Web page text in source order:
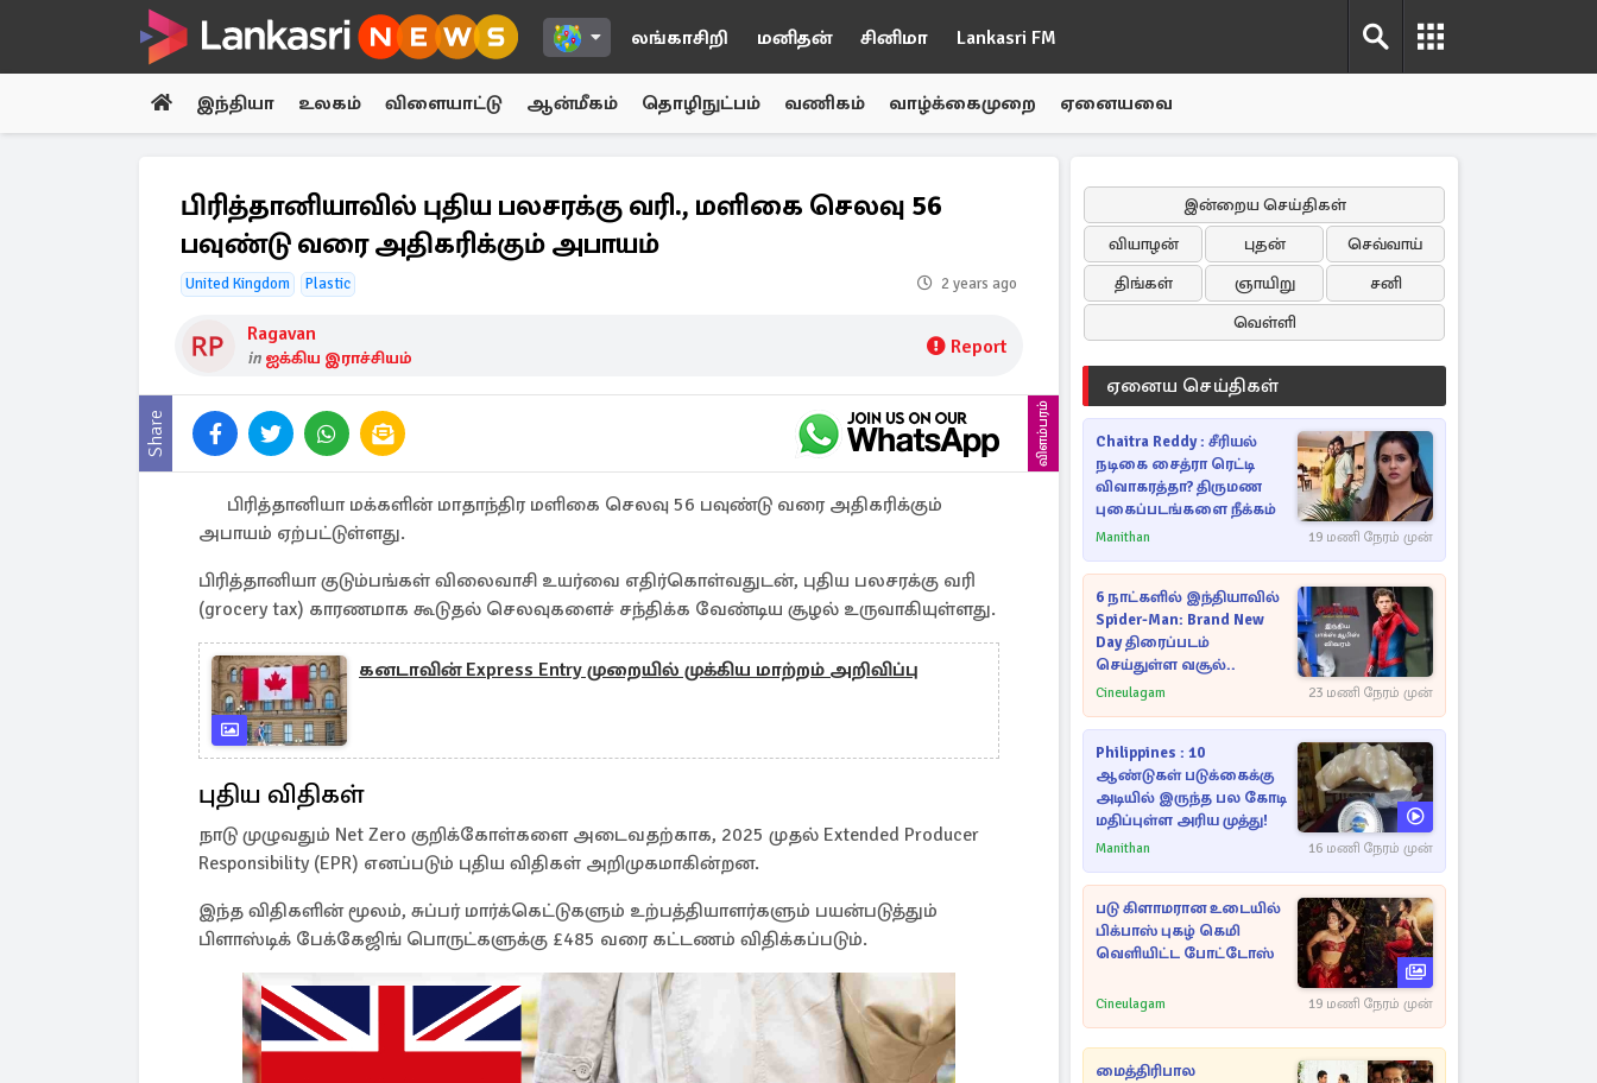
லங்காசிறி மனிதன் சினிமா Lankasri FM
இந்தியா உலகம் விளையாட்டு ஆன்மீகம் தொழிநுட்பம் வணிகம் வாழ்க்கைமுறை ஏனையவை
பிரித்தானியாவில் புதிய பலசரக்கு வரி., மளிகை செலவு 56
பவுண்டு வரை அதிகரிக்கும் அபாயம்
United Kingdom Plastic 2 years ago
Ragavan
in ஐக்கிய இராச்சியம் Report
Share விளம்பரம்
பிரித்தானியா மக்களின் மாதாந்திர மளிகை செலவு 56 பவுண்டு வரை அதிகரிக்கும்
அபாயம் ஏற்பட்டுள்ளது.
பிரித்தானியா குடும்பங்கள் விலைவாசி உயர்வை எதிர்கொள்வதுடன், புதிய பலசரக்கு வரி
(grocery tax) காரணமாக கூடுதல் செலவுகளைச் சந்திக்க வேண்டிய சூழல் உருவாகியுள்ளது.
கனடாவின் Express Entry முறையில் முக்கிய மாற்றம் அறிவிப்பு
புதிய விதிகள்
நாடு முழுவதும் Net Zero குறிக்கோள்களை அடைவதற்காக, 2025 முதல் Extended Producer
Responsibility (EPR) எனப்படும் புதிய விதிகள் அறிமுகமாகின்றன.
இந்த விதிகளின் மூலம், சுப்பர் மார்க்கெட்டுகளும் உற்பத்தியாளர்களும் பயன்படுத்தும்
பிளாஸ்டிக் பேக்கேஜிங் பொருட்களுக்கு £485 வரை கட்டணம் விதிக்கப்படும்.
இன்றைய செய்திகள்
வியாழன்
புதன்
செவ்வாய்
திங்கள்
ஞாயிறு
சனி
வெள்ளி
ஏனைய செய்திகள்
Chaitra Reddy : சீரியல்
நடிகை சைத்ரா ரெட்டி
விவாகரத்தா? திருமண
புகைப்படங்களை நீக்கம்
Manithan 19 மணி நேரம் முன்
6 நாட்களில் இந்தியாவில்
Spider-Man: Brand New
Day திரைப்படம்
செய்துள்ள வசூல்..
Cineulagam 23 மணி நேரம் முன்
Philippines : 10
ஆண்டுகள் படுக்கைக்கு
அடியில் இருந்த பல கோடி
மதிப்புள்ள அரிய முத்து!
Manithan 16 மணி நேரம் முன்
படு கிளாமரான உடையில்
பிக்பாஸ் புகழ் கெமி
வெளியிட்ட போட்டோஸ்
Cineulagam 19 மணி நேரம் முன்
மைத்திரிபால